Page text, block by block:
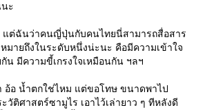
ะ
แต่ฉันว่าคนญี่ปุ่นกับคนไทยนี่สามารถสื่อสาร
มายถึงในระดับหนึ่งน่ะนะ คือมีความเข้าใจ
น มีความขี้เกรงใจเหมือนกัน ฯลฯ
อ้อ น้ำตกใช่ไหม แต่ขอโทษ ขนาดพาไป
วัติศาสตร์ซามูไร เอาไว้เล่ายาว ๆ ทีหลังดี